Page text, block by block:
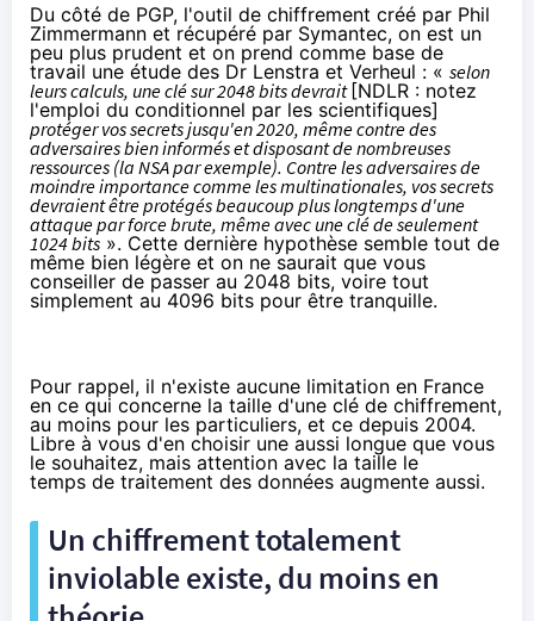
Du côté de PGP, l'outil de chiffrement créé par Phil
Zimmermann et récupéré par Symantec, on est un
peu plus prudent et on prend comme base de
travail une étude des Dr Lenstra et Verheul : « selon
leurs calculs, une clé sur 2048 bits devrait[NDLR : notez
l'emploi du conditionnel par les scientifiques]
protéger vos secrets jusqu'en 2020, même contre des
adversaires bien informés et disposant de nombreuses
ressources (la NSA par exemple). Contre les adversaires de
moindre importance comme les multinationales, vos secrets
devraient être protégés beaucoup plus longtemps d'une
attaque par force brute, même avec une clé de seulement
1024 bits ». Cette dernière hypothèse semble tout de
même bien légère et on ne saurait que vous
conseiller de passer au 2048 bits, voire tout
simplement au 4096 bits pour être tranquille.
Pour rappel, il n'existe aucune limitation en France
en ce qui concerne la taille d'une clé de chiffrement,
au moins pour les particuliers, et ce depuis 2004.
Libre à vous d'en choisir une aussi longue que vous
le souhaitez, mais attention avec la taille le
temps de traitement des données augmente aussi.
Un chiffrement totalement
inviolable existe, du moins en